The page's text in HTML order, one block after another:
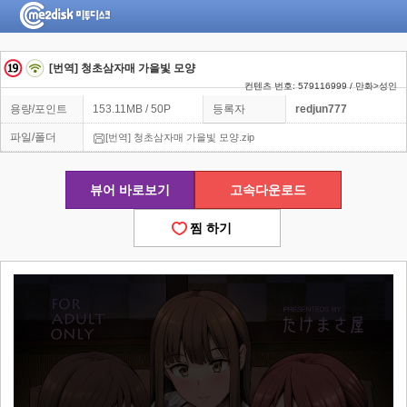
[번역] 청초삼자매 가을빛 모양
컨텐츠 번호: 579116999 / 만화>성인
용량/포인트 153.11MB / 50P 등록자 redjun777
파일/폴더 [번역] 청초삼자매 가을빛 모양.zip
뷰어 바로보기 고속다운로드
찜 하기